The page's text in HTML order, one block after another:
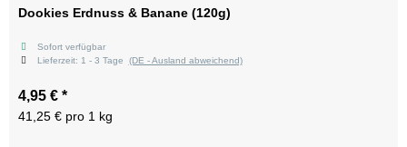
Dookies Erdnuss & Banane (120g)
Sofort verfügbar
Lieferzeit: 1 - 3 Tage (DE - Ausland abweichend)
4,95 € *
41,25 € pro 1 kg